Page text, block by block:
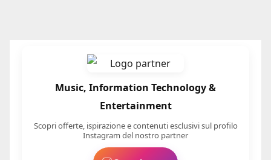
Music, Information Technology &
Entertainment
Scopri offerte, ispirazione e contenuti esclusivi sul profilo
Instagram del nostro partner